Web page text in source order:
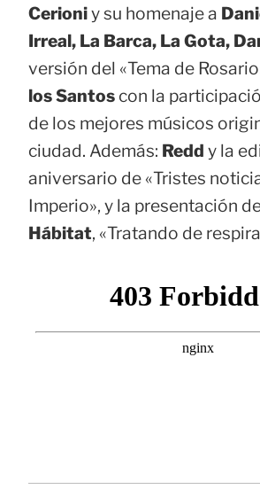
Cerioniy su homenaje a
Irreal, La Barca, La Gota,
versión del «Tema de
los Santos con la
de los mejores músicos
ciudad. Además: Redd y la
aniversario de «Tristes
Imperio», y la presentación
Hábitat, «Tratando de